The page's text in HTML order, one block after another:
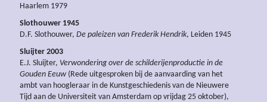
Haarlem 1979
Slothouwer 1945
D.F. Slothouwer, De paleizen van Frederik Hendrik, Leiden 1945
Sluijter 2003
E.J. Sluijter, Verwondering over de schilderijenproductie in de
Gouden Eeuw (Rede uitgesproken bij de aanvaarding van het
ambt van hoogleraar in de Kunstgeschiedenis van de Nieuwere
Tijd aan de Universiteit van Amsterdam op vrijdag 25 oktober),